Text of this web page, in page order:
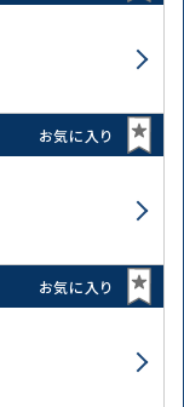
お気に入り
お気に入り